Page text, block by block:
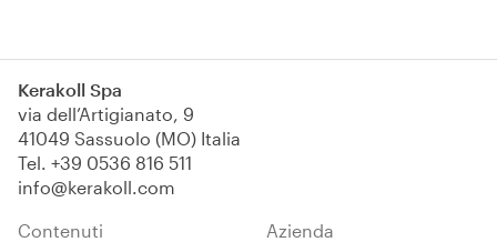
Kerakoll Spa
via dell’Artigianato, 9
41049 Sassuolo (MO) Italia
Tel. +39 0536 816 511
info@kerakoll.com
Contenuti Azienda